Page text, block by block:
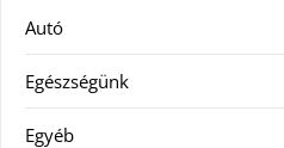
Autó
Egészségünk
Egyéb